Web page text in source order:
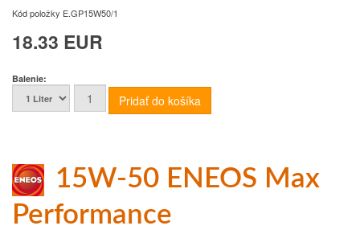
Kód položky E.GP15W50/1
18.33 EUR
Balenie:
15W-50 ENEOS Max
Performance